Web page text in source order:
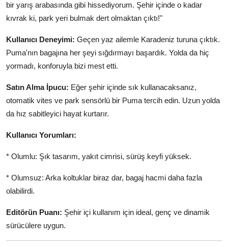
bir yarış arabasında gibi hissediyorum. Şehir içinde o kadar
kıvrak ki, park yeri bulmak dert olmaktan çıktı!"
Kullanıcı Deneyimi: Geçen yaz ailemle Karadeniz turuna çıktık.
Puma'nın bagajına her şeyi sığdırmayı başardık. Yolda da hiç
yormadı, konforuyla bizi mest etti.
Satın Alma İpucu: Eğer şehir içinde sık kullanacaksanız,
otomatik vites ve park sensörlü bir Puma tercih edin. Uzun yolda
da hız sabitleyici hayat kurtarır.
Kullanıcı Yorumları:
* Olumlu: Şık tasarım, yakıt cimrisi, sürüş keyfi yüksek.
* Olumsuz: Arka koltuklar biraz dar, bagaj hacmi daha fazla
olabilirdi.
Editörün Puanı: Şehir içi kullanım için ideal, genç ve dinamik
sürücülere uygun.